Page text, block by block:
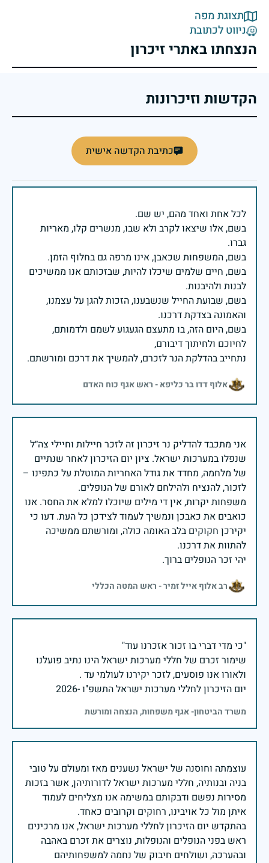
תצוגת מפה
ניווט לכתובת
הנצחתו באתרי זיכרון
הקדשות וזיכרונות
כתיבת הקדשה אישית
בשם, אלו שיצאו לקרב ולא שבו, מנשרים קלו, מאריות
בשם, חיים שלמים שיכלו להיות, שבזכותם אנו ממשיכים
בשם, שבועת החייל שנשבענו, הזכות להגן על עצמנו,
בשם, היום הזה, בו מתעצם הגעגוע לשמם ולדמותם,
נתחייב בהדלקת הנר לזכרם, להמשיך את דרכם ומורשתם.
אלוף דדו בר כליפא - ראש אגף כוח האדם
אני מתכבד להדליק נר זיכרון זה לזכר חיילות וחיילי צה״ל
שנפלו במערכות ישראל. ציון יום הזיכרון לאחר שנתיים
של מלחמה, מחדד את גודל האחריות המוטלת על כתפינו –
משפחות יקרות, אין די מילים שיוכלו למלא את החסר. אנו
כואבים את כאבכן ונמשיך לעמוד לצידכן כל העת. דעו כי
יקירכן חקוקים בלב האומה כולה, ומורשתם ממשיכה
יהי זכר הנופלים ברוך.
רב אלוף אייל זמיר - ראש המטה הכללי
שימור זכרם של חללי מערכות ישראל הינו נתיב פועלנו
יום הזיכרון לחללי מערכות ישראל התשפ"ו -2026
משרד הביטחון- אגף משפחות, הנצחה ומורשת
עוצמתה וחוסנה של ישראל נשענים מאז ומעולם על טובי
בניה ובנותיה, חללי מערכות ישראל לדורותיהן, אשר בזכות
מסירות נפשם ודבקותם במשימה אנו מצליחים לעמוד
בהתקדש יום הזיכרון לחללי מערכות ישראל, אנו מרכינים
ראש בפני הנופלים והנופלות, נוצרים את זכרם באהבה
ובהערכה, ושולחים חיבוק של נחמה למשפחותיהם